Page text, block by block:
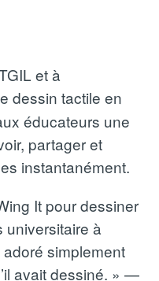
et à
dessin tactile en
éducateurs une
partager et
instantanément.
It pour dessiner
universitaire à
simplement
avait dessiné. » —